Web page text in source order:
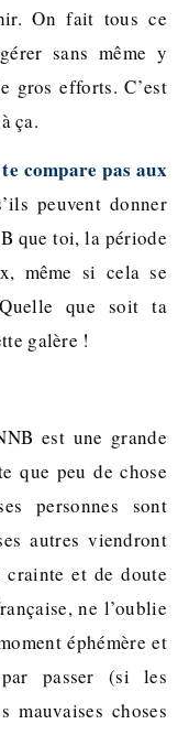
On fait tous ce
sans même y
gros efforts. C’est
ça.
compare pas aux
peuvent donner
que toi, la période
même si cela se
que soit ta
galère !
est une grande
que peu de chose
personnes sont
autres viendront
et de doute
ne l’oublie
éphémère et
passer (si les
mauvaises choses